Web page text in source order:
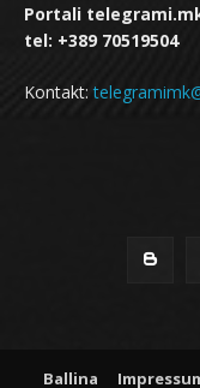
Portali
tel: +389 70519504
Kontakt:
Ballina